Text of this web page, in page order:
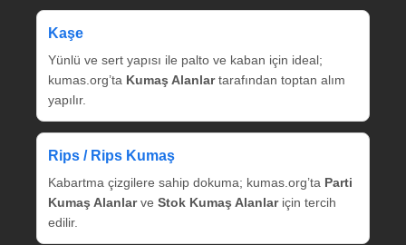
Kaşe
Yünlü ve sert yapısı ile palto ve kaban için ideal;
kumas.org’ta Kumaş Alanlartarafından toptan alım
yapılır.
Rips / Rips Kumaş
Kabartma çizgilere sahip dokuma; kumas.org’ta Parti
Kumaş Alanlarve Stok Kumaş Alanlariçin tercih
edilir.